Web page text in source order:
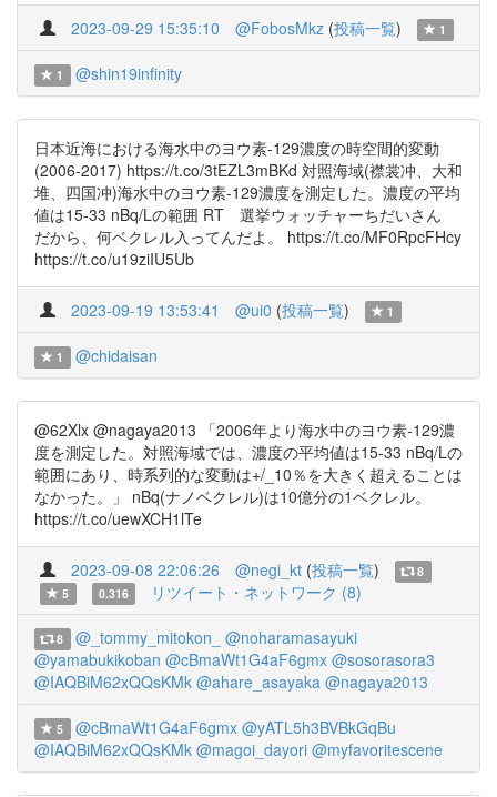
2023-09-29 15:35:10 @FobosMkz (投稿一覧) 1
1 @shin19infinity
日本近海における海水中のヨウ素-129濃度の時空間的変動
(2006-2017) https://t.co/3tEZL3mBKd 対照海域(襟裳冲、大和
堆、四国冲)海水中のヨウ素-129濃度を測定した。濃度の平均
値は15-33 nBq/Lの範囲 RT 選挙ウォッチャーちだいさん
だから、何ベクレル入ってんだよ。 https://t.co/MF0RpcFHcy
https://t.co/u19ziIU5Ub
2023-09-19 13:53:41 @ui0 (投稿一覧) 1
1 @chidaisan
@62Xlx @nagaya2013 「2006年より海水中のヨウ素-129濃
度を測定した。対照海域では、濃度の平均値は15-33 nBq/Lの
範囲にあり、時系列的な変動は+/_10％を大きく超えることは
なかった。」 nBq(ナノベクレル)は10億分の1ベクレル。
https://t.co/uewXCH1lTe
2023-09-08 22:06:26 @negi_kt (投稿一覧)
8
5
0.316 リツイート・ネットワーク (8)
8 @_tommy_mitokon_
@noharamasayuki
@yamabukikoban @cBmaWt1G4aF6gmx @sosorasora3
@IAQBiM62xQQsKMk @ahare_asayaka @nagaya2013
5 @cBmaWt1G4aF6gmx @yATL5h3BVBkGqBu
@IAQBiM62xQQsKMk @magoi_dayori @myfavoritescene